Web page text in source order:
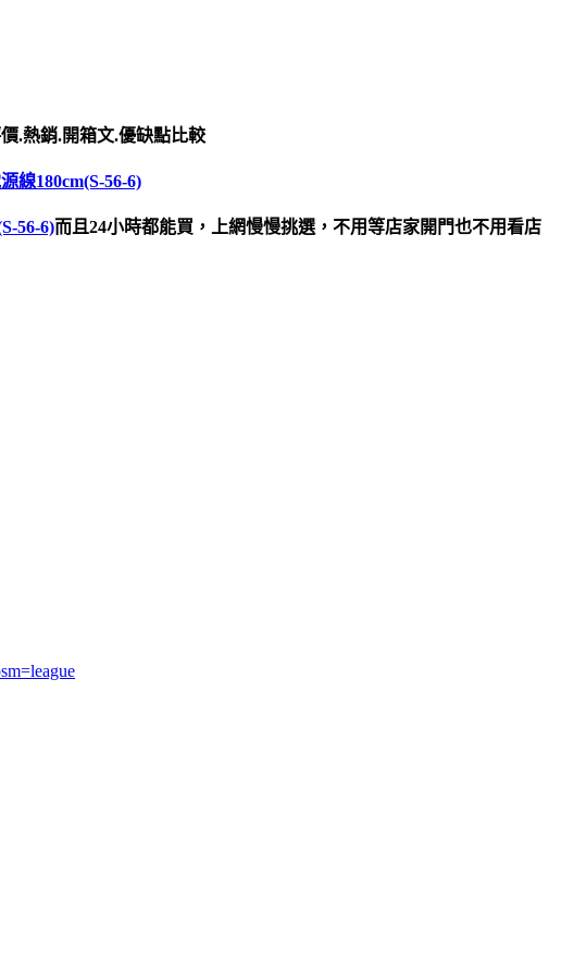
.熱銷.開箱文.優缺點比較
線180cm(S-56-6)
56-6)而且24小時都能買，上網慢慢挑選，不用等店家開門也不用看店